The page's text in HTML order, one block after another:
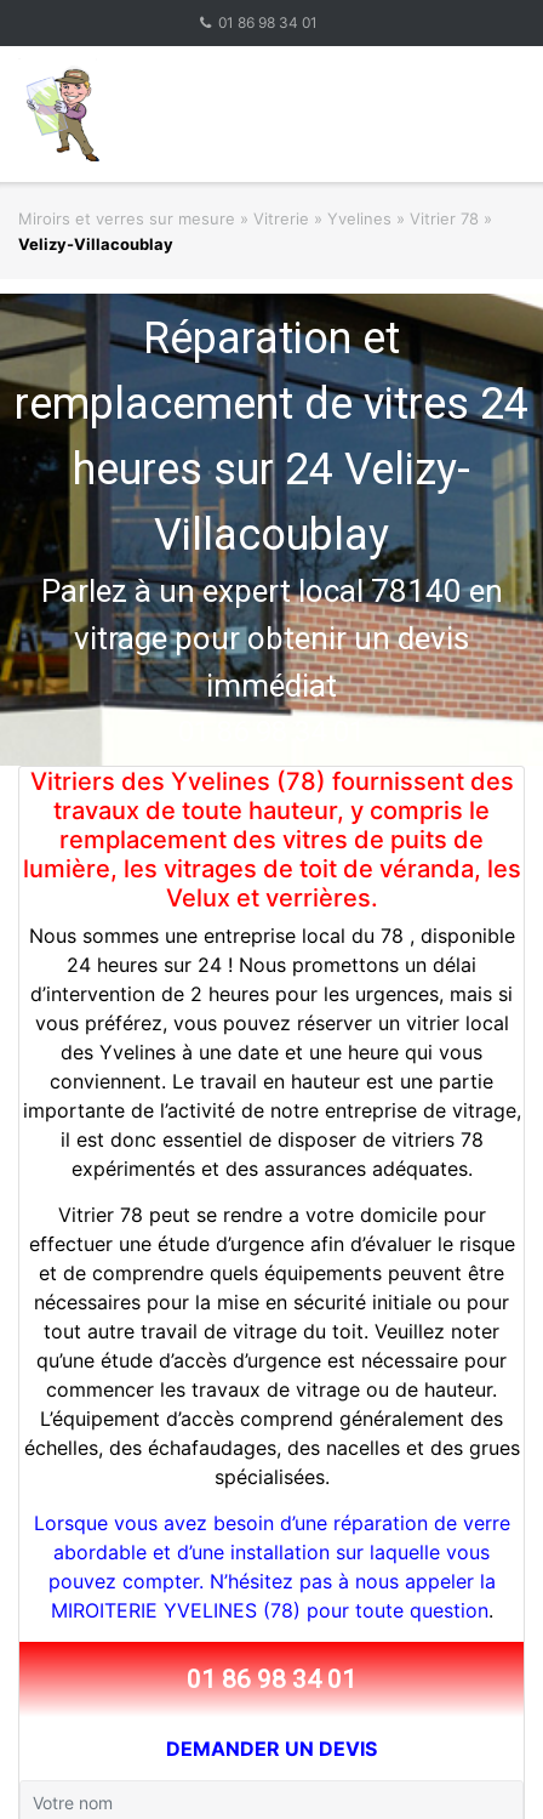
01 86 98 34 01
Miroirs et verres sur mesure » Vitrerie » Yvelines » Vitrier 78 »
Velizy-Villacoublay
Réparation et
remplacement de vitres 24
heures sur 24 Velizy-
Villacoublay
Parlez à un expert local 78140 en
vitrage pour obtenir un devis
immédiat
Vitriers des Yvelines (78) fournissent des
travaux de toute hauteur, y compris le
remplacement des vitres de puits de
lumière, les vitrages de toit de véranda, les
Velux et verrières.
Nous sommes une entreprise local du 78 , disponible
24 heures sur 24 ! Nous promettons un délai
d’intervention de 2 heures pour les urgences, mais si
vous préférez, vous pouvez réserver un vitrier local
des Yvelines à une date et une heure qui vous
conviennent. Le travail en hauteur est une partie
importante de l’activité de notre entreprise de vitrage,
il est donc essentiel de disposer de vitriers 78
expérimentés et des assurances adéquates.
Vitrier 78 peut se rendre a votre domicile pour
effectuer une étude d’urgence afin d’évaluer le risque
et de comprendre quels équipements peuvent être
nécessaires pour la mise en sécurité initiale ou pour
tout autre travail de vitrage du toit. Veuillez noter
qu’une étude d’accès d’urgence est nécessaire pour
commencer les travaux de vitrage ou de hauteur.
L’équipement d’accès comprend généralement des
échelles, des échafaudages, des nacelles et des grues
spécialisées.
Lorsque vous avez besoin d’une réparation de verre
abordable et d’une installation sur laquelle vous
pouvez compter. N’hésitez pas à nous appeler la
MIROITERIE YVELINES (78) pour toute question.
01 86 98 34 01
DEMANDER UN DEVIS